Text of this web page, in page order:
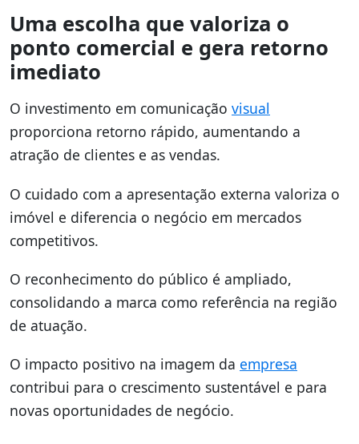
Uma escolha que valoriza o
ponto comercial e gera retorno
imediato
O investimento em comunicação visual
proporciona retorno rápido, aumentando a
atração de clientes e as vendas.
O cuidado com a apresentação externa valoriza o
imóvel e diferencia o negócio em mercados
competitivos.
O reconhecimento do público é ampliado,
consolidando a marca como referência na região
de atuação.
O impacto positivo na imagem da empresa
contribui para o crescimento sustentável e para
novas oportunidades de negócio.